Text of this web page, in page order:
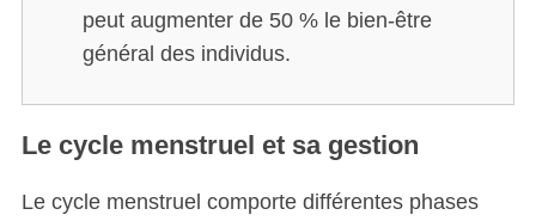
peut augmenter de 50 % le bien-être
général des individus.
Le cycle menstruel et sa gestion
Le cycle menstruel comporte différentes phases